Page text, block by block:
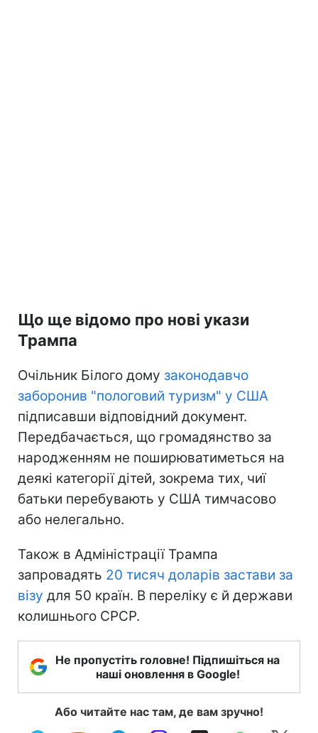
Що ще відомо про нові укази
Трампа
Очільник Білого дому законодавчо
заборонив "пологовий туризм" у США
підписавши відповідний документ.
Передбачається, що громадянство за
народженням не поширюватиметься на
деякі категорії дітей, зокрема тих, чиї
батьки перебувають у США тимчасово
або нелегально.
Також в Адміністрації Трампа
запровадять 20 тисяч доларів застави за
візу для 50 країн. В переліку є й держави
колишнього СРСР.
Не пропустіть головне! Підпишіться на
наші оновлення в Google!
Або читайте нас там, де вам зручно!